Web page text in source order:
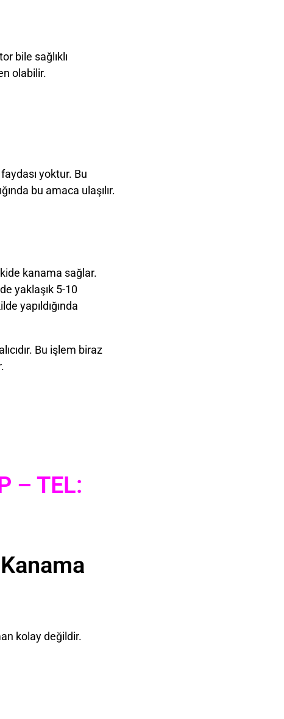
bile sağlıklı
olabilir.
yoktur. Bu
bu amaca ulaşılır.
kanama sağlar.
yaklaşık 5-10
yapıldığında
Bu işlem biraz
– TEL:
kolay değildir.